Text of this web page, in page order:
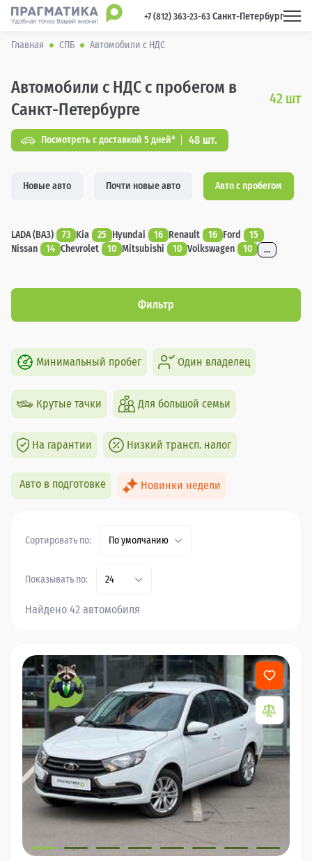
+7 (812) 363-23-63 Санкт-Петербург
Главная СПБ Автомобили с НДС
Автомобили с НДС с пробегом в
Санкт-Петербурге
42 шт
Посмотреть с доставкой 5 дней* 48 шт.
Новые авто Почти новые авто Авто с пробегом
LADA (ВАЗ) 73 Kia 25 Hyundai 16 Renault 16 Ford
15
Nissan
14 Chevrolet 10 Mitsubishi 10 Volkswagen 10 ...
Фильтр
Минимальный пробег Один владелец
Крутые тачки Для большой семьи
На гарантии Низкий трансп. налог
Авто в подготовке Новинки недели
Сортировать по: По умолчанию
Показывать по: 24
Найдено 42 автомобиля